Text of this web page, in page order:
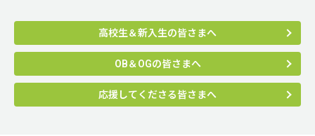
高校生＆新入生の皆さまへ
OB＆OGの皆さまへ
応援してくださる皆さまへ